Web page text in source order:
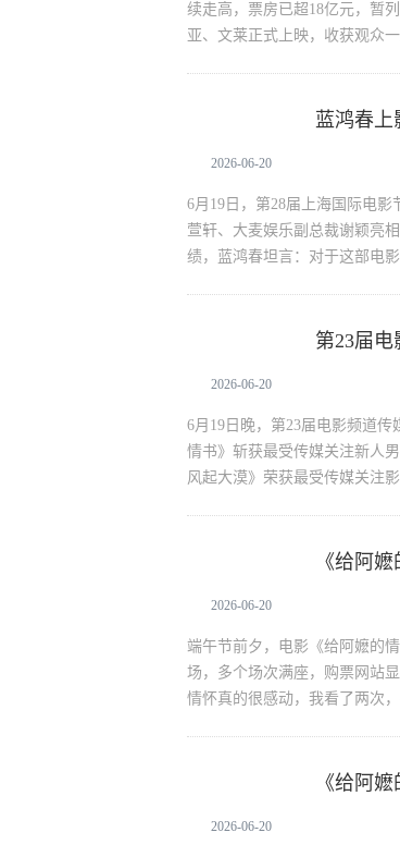
续走高，票房已超18亿元，暂
亚、文莱正式上映，收获观众
蓝鸿春
力量托
2026-06-20
6月19日，第28届上海国际电
萱轩、大麦娱乐副总裁谢颖亮
绩，蓝鸿春坦言：对于这部电
第23届
2026-06-20
6月19日晚，第23届电影频道
情书》斩获最受传媒关注新人
风起大漠》荣获最受传媒关注
《给阿
2026-06-20
端午节前夕，电影《给阿嬷的
场，多个场次满座，购票网站
情怀真的很感动，我看了两次
《给阿
纪的承诺
2026-06-20